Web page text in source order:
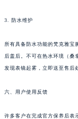
3. 防水维护
所有具备防水功能的梵克雅宝
后盖后。不可在热水环境（桑
发现表镜起雾，立即送至售后
六、用户使用反馈
许多客户在完成官方保养后表